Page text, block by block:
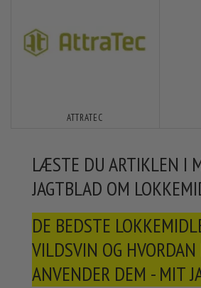
ATTRATEC
LÆSTE DU ARTIKLEN I
JAGTBLAD OM
DE BEDSTE
VILDSVIN OG HVORDAN
ANVENDER DEM - MIT